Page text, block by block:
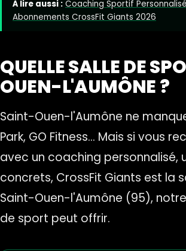
À lire aussi : Coaching Sportif
Abonnements CrossFit Giants 2026
QUELLE SALLE DE
OUEN-L'AUMÔNE ?
Saint-Ouen-l'Aumône ne
Park, GO Fitness… Mais si vous
avec un coaching
concrets, CrossFit Giants est la
Saint-Ouen-l'Aumône (95),
de sport peut offrir.